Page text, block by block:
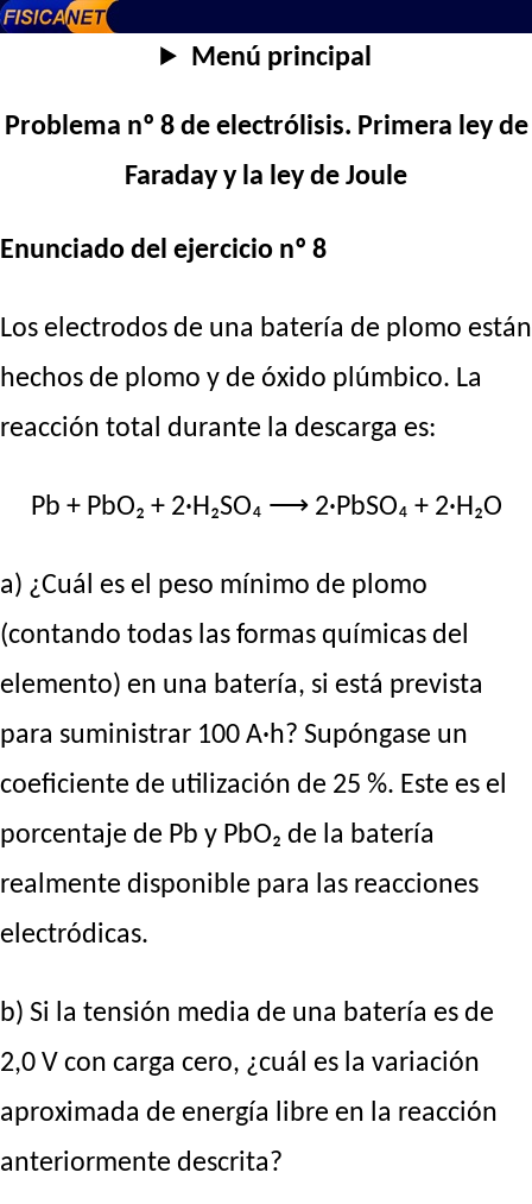
Menú principal
Problema nº 8 de electrólisis. Primera ley de
Faraday y la ley de Joule
Enunciado del ejercicio nº 8
Los electrodos de una batería de plomo están
hechos de plomo y de óxido plúmbico. La
reacción total durante la descarga es:
Pb + PbO₂ + 2·H₂SO₄ ⟶ 2·PbSO₄ + 2·H₂O
a) ¿Cuál es el peso mínimo de plomo
(contando todas las formas químicas del
elemento) en una batería, si está prevista
para suministrar 100 A·h? Supóngase un
coeficiente de utilización de 25 %. Este es el
porcentaje de Pb y PbO₂ de la batería
realmente disponible para las reacciones
electródicas.
b) Si la tensión media de una batería es de
2,0 V con carga cero, ¿cuál es la variación
aproximada de energía libre en la reacción
anteriormente descrita?